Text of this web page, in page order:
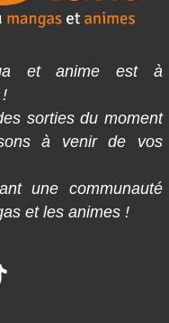
et anime est à
sorties du moment
à venir de vos
une communauté
et les animes !